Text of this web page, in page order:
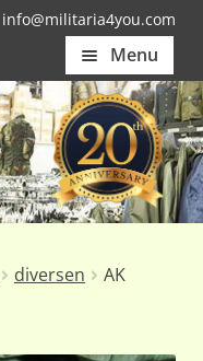
info@militaria4you.com
Menu
diversen
AK